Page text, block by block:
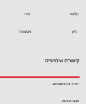
קישורים שימושיים
תנאי שימוש
מדיניות המשתמש
מלגה
מטאורה
וינה
ליון